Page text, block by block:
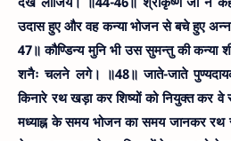
उदास हुए और वह कन्या भोजन से बचे हुए
47॥ कौण्डिन्य मुनि भी उस सुमन्तु की कन्या
शनैः चलने लगे। ॥48॥ जाते-जाते
किनारे रथ खड़ा कर शिष्यों को नियुक्त कर
मध्याह्न के समय भोजन का समय जानकर रथ